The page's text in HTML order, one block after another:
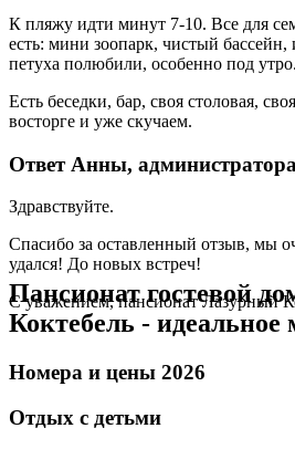
К пляжу идти минут 7-10. Все для
есть: мини зоопарк, чистый бассейн,
петуха полюбили, особенно под утро.
Есть беседки, бар, cвоя столовая,
восторге и уже скучаем.
Ответ Анны,
Здравствуйте.
Спасибо за оставленный отзыв, мы
удался! До новых встреч!
С уважением, пансионат Лазурный
Пансионат гостевой
Коктебель - идеальное
Номера и цены 2026
Отдых с детьми